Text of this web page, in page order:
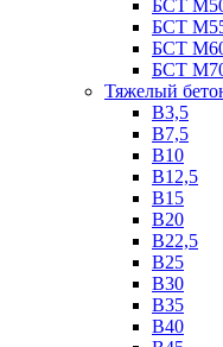
БСТ
БСТ
БСТ
БСТ
Тяжелый
В3,5
B7,5
В10
В12,5
B15
B20
В22,5
В25
B30
В35
B40